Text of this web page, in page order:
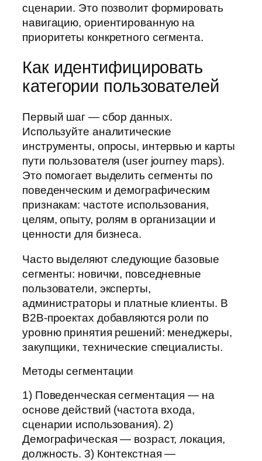
сценарии. Это позволит формировать
навигацию, ориентированную на
приоритеты конкретного сегмента.
Как идентифицировать
категории пользователей
Первый шаг — сбор данных.
Используйте аналитические
инструменты, опросы, интервью и карты
пути пользователя (user journey maps).
Это помогает выделить сегменты по
поведенческим и демографическим
признакам: частоте использования,
целям, опыту, ролям в организации и
ценности для бизнеса.
Часто выделяют следующие базовые
сегменты: новички, повседневные
пользователи, эксперты,
администраторы и платные клиенты. В
B2B-проектах добавляются роли по
уровню принятия решений: менеджеры,
закупщики, технические специалисты.
Методы сегментации
1) Поведенческая сегментация — на
основе действий (частота входа,
сценарии использования). 2)
Демографическая — возраст, локация,
должность. 3) Контекстная —